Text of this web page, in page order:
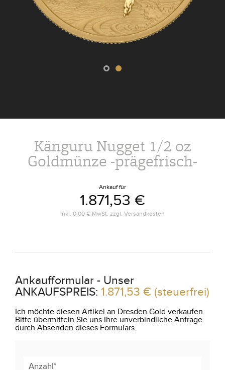
Känguru Nugget 1/2 oz
Goldmünze -prägefrisch-
Ankauf für
1.871,53 €
inkl. 0,00 € MwSt. zzgl. Versandkosten
Ankaufformular - Unser
ANKAUFSPREIS: 1.871,53 € (steuerfrei)
Ich möchte diesen Artikel an Dresden.Gold verkaufen.
Bitte übermitteln Sie uns Ihre unverbindliche Anfrage
durch Absenden dieses Formulars.